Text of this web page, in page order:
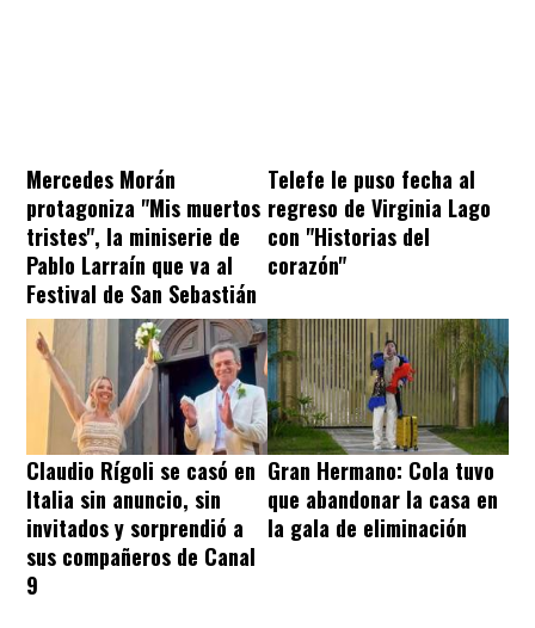
Mercedes Morán
protagoniza "Mis muertos
tristes", la miniserie de
Pablo Larraín que va al
Festival de San Sebastián
Telefe le puso fecha al
regreso de Virginia Lago
con "Historias del
corazón"
Claudio Rígoli se casó en
Italia sin anuncio, sin
invitados y sorprendió a
sus compañeros de Canal
9
Gran Hermano: Cola tuvo
que abandonar la casa en
la gala de eliminación